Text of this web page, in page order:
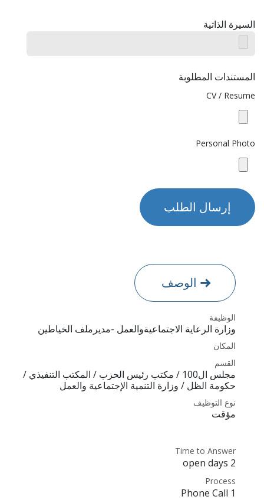
السيرة الذاتية
المستندات المطلوبة
CV / Resume
Personal Photo
إرسال الطلب
الوصف
الوظيفة
وزارة الرعاية الاجتماعيةوالعمل -مديرملف الخياطين
المكان
القسم
مجلس ال100 / مكتب رئيس الحزب / المكتب التنفيذي /
حكومة الظل / وزارة التنمية الإجتماعية والعمل
نوع التوظيف
مؤقت
Time to Answer
2 open days
Process
1 Phone Call